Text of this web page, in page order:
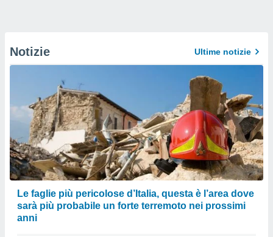
Notizie Ultime notizie
Le faglie più pericolose d’Italia, questa è l’area dove
sarà più probabile un forte terremoto nei prossimi
anni